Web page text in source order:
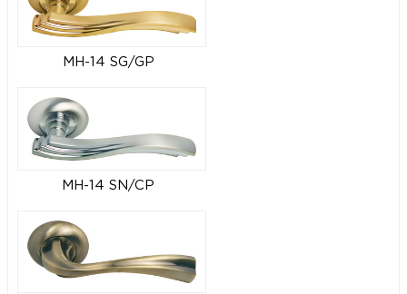
MH-14 SG/GP
MH-14 SN/CP